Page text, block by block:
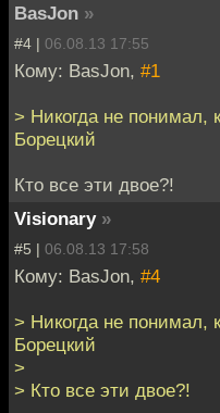
BasJon »
#4 | 06.08.13 17:55
Кому: BasJon, #1
> Никогда не понимал,
Борецкий
Кто все эти двое?!
Visionary »
#5 | 06.08.13 17:58
Кому: BasJon, #4
> Никогда не понимал,
Борецкий
>
> Кто все эти двое?!